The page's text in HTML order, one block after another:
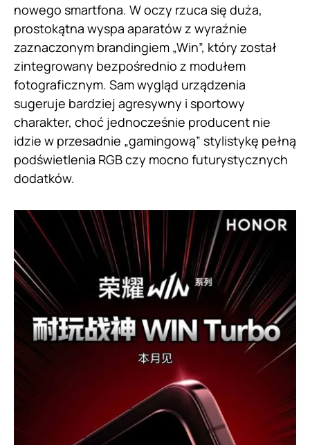
nowego smartfona. W oczy rzuca się duża,
prostokątna wyspa aparatów z wyraźnie
zaznaczonym brandingiem „Win”, który został
zintegrowany bezpośrednio z modułem
fotograficznym. Sam wygląd urządzenia
sugeruje bardziej agresywny i sportowy
charakter, choć jednocześnie producent nie
idzie w przesadnie „gamingową” stylistykę pełną
podświetlenia RGB czy mocno futurystycznych
dodatków.